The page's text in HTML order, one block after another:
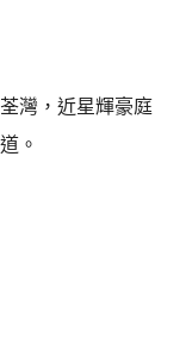
灣，近星輝豪庭
。